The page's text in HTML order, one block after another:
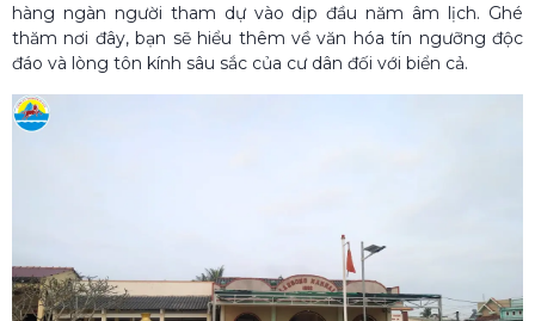
hàng ngàn người tham dự vào dịp đầu năm âm lịch. Ghé
thăm nơi đây, bạn sẽ hiểu thêm về văn hóa tín ngưỡng độc
đáo và lòng tôn kính sâu sắc của cư dân đối với biển cả.